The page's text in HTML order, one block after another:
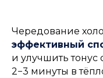
Чередование
эффективный
и улучшить тонус
2−3 минуты в